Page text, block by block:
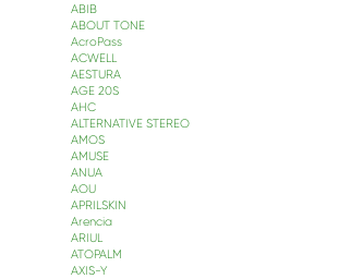
ABIB
ABOUT TONE
AcroPass
ACWELL
AESTURA
AGE 20S
АНС
ALTERNATIVE STEREO
AMOS
AMUSE
ANUA
AOU
APRILSKIN
Arencia
ARIUL
ATOPALM
AXIS-Y